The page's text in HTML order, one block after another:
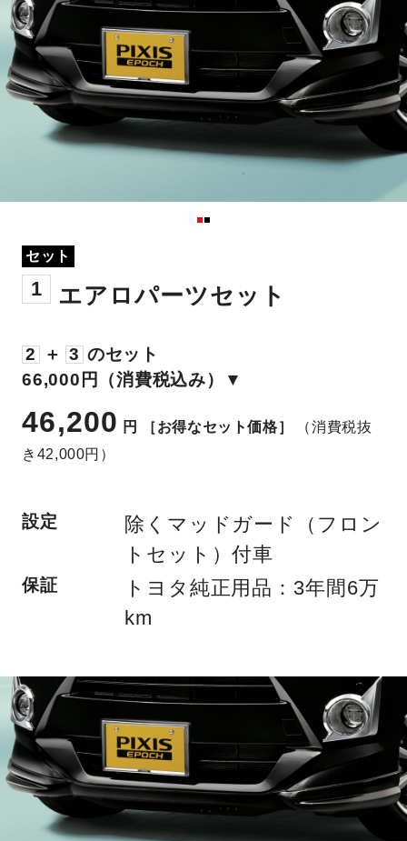
セット
1 エアロパーツセット
2 ＋ 3 のセット
66,000円（消費税込み）▼
46,200 円 ［お得なセット価格］
（消費税抜
き42,000円）
設定
除くマッドガード（フロン
トセット）付車
保証
トヨタ純正用品：3年間6万
km